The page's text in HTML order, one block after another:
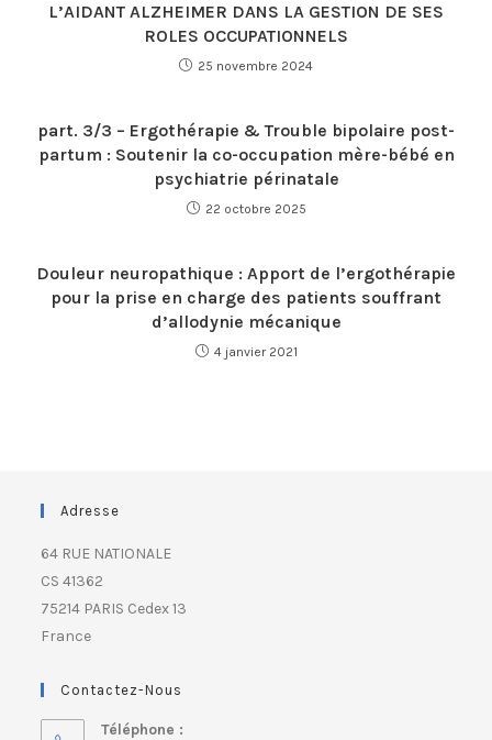
L’AIDANT ALZHEIMER DANS LA GESTION DE SES
ROLES OCCUPATIONNELS
25 novembre 2024
part. 3/3 – Ergothérapie & Trouble bipolaire post-
partum : Soutenir la co-occupation mère-bébé en
psychiatrie périnatale
22 octobre 2025
Douleur neuropathique : Apport de l’ergothérapie
pour la prise en charge des patients souffrant
d’allodynie mécanique
4 janvier 2021
Adresse
64 RUE NATIONALE
CS 41362
75214 PARIS Cedex 13
France
Contactez-Nous
Téléphone :